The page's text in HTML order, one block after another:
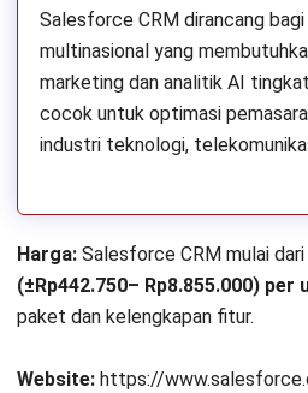
Salesforce CRM dirancang
multinasional yang
marketing dan analitik AI
cocok untuk optimasi
industri teknologi,
Harga: Salesforce CRM mulai
(±Rp442.750– Rp8.855.000) per
paket dan kelengkapan fitur.
Website: https://